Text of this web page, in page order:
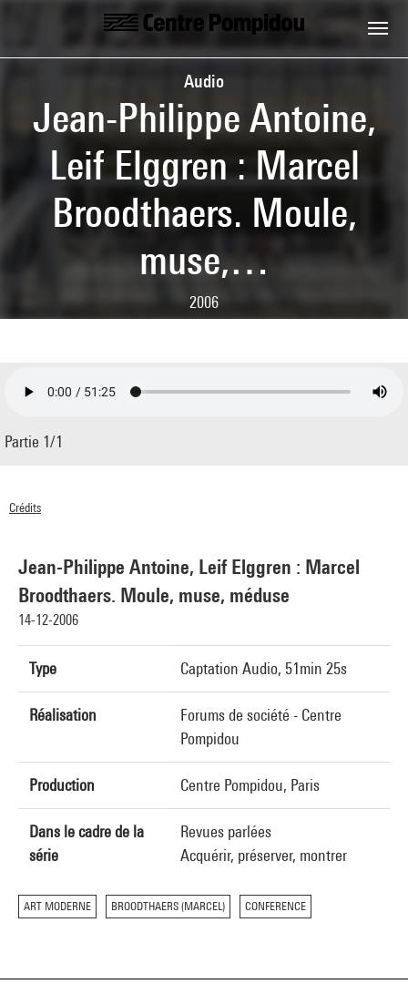
Aller au contenu principal
Centre Pompidou
Audio
Jean-Philippe Antoine,
Leif Elggren : Marcel
Broodthaers. Moule,
muse,…
2006
Jean-Philippe Antoine, Leif Elggren : Marcel
Broodthaers. Moule, muse, méduse
14-12-2006
Type Captation Audio, 51min 25s
Réalisation
Forums de société - Centre
Pompidou
Production Centre Pompidou, Paris
Dans le cadre de la
série
Revues parlées
Acquérir, préserver, montrer
ART MODERNE BROODTHAERS (MARCEL) CONFERENCE
Partie 1/1
Crédits